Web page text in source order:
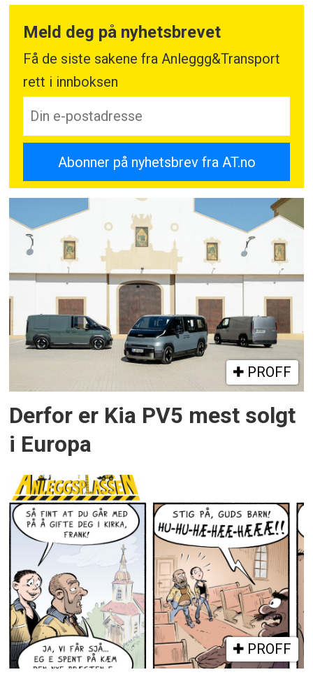
Meld deg på nyhetsbrevet
Få de siste sakene fra Anleggg&Transport
rett i innboksen
PROFF
Derfor er Kia PV5 mest solgt
i Europa
PROFF